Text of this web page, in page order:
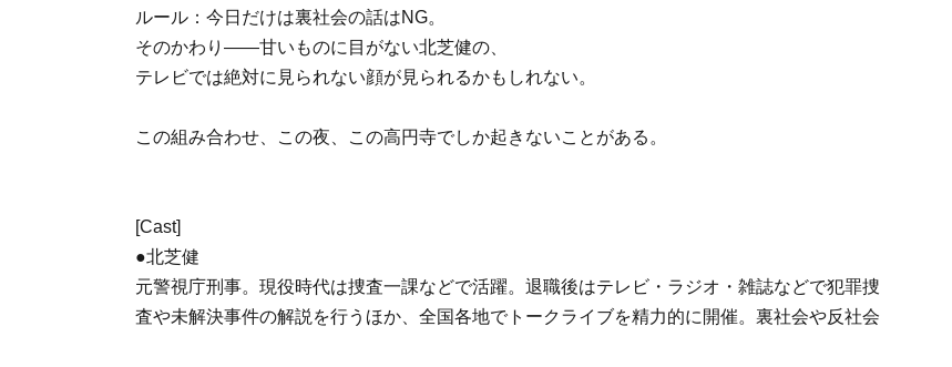
ルール：今日だけは裏社会の話はNG。
そのかわり——甘いものに目がない北芝健の、
テレビでは絶対に見られない顔が見られるかもしれない。
この組み合わせ、この夜、この高円寺でしか起きないことがある。
[Cast]
●北芝健
元警視庁刑事。現役時代は捜査一課などで活躍。退職後はテレビ・ラジオ・雑誌などで犯罪捜
査や未解決事件の解説を行うほか、全国各地でトークライブを精力的に開催。裏社会や反社会